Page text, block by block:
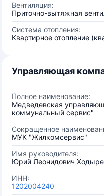
Вентиляция:
Приточно-вытяжная
Система отопления:
Квартирное отопление
Управляющая
Полное наименование:
Медведевская
коммунальный сервис"
Сокращенное
МУК "Жилкомсервис"
Имя руководителя:
Юрий Леонидович
ИНН:
1202004240